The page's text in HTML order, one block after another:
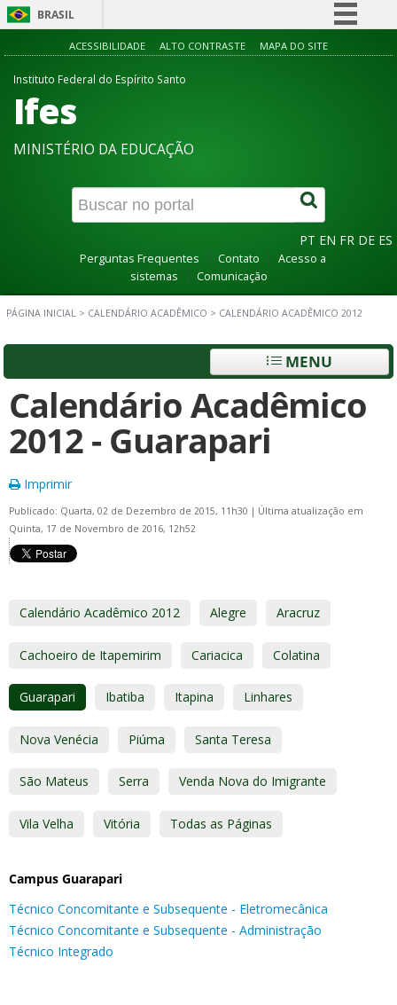
BRASIL
Simplifique!
Canais
ACESSIBILIDADE ALTO CONTRASTE MAPA DO SITE
Instituto Federal do Espírito Santo
Ifes
MINISTÉRIO DA EDUCAÇÃO
PT EN FR DE ES
Perguntas Frequentes Contato
Acesso a
sistemas
Comunicação
PÁGINA INICIAL > CALENDÁRIO ACADÊMICO > CALENDÁRIO ACADÊMICO 2012
MENU
Calendário Acadêmico
2012 - Guarapari
Imprimir
Publicado: Quarta, 02 de Dezembro de 2015, 11h30 | Última atualização em
Quinta, 17 de Novembro de 2016, 12h52
Calendário Acadêmico 2012 Alegre Aracruz
Cachoeiro de Itapemirim Cariacica Colatina
Guarapari Ibatiba Itapina Linhares
Nova Venécia Piúma Santa Teresa
São Mateus Serra Venda Nova do Imigrante
Vila Velha Vitória Todas as Páginas
Campus Guarapari
Técnico Concomitante e Subsequente - Eletromecânica
Técnico Concomitante e Subsequente - Administração
Técnico Integrado